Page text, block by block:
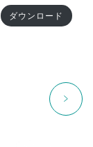
ダウンロード